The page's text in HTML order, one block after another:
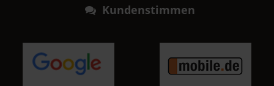
Kundenstimmen